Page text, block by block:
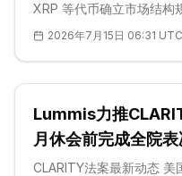
XRP 等代币确立市场结构
与克里斯·范霍伦(Chris
操守为由公开反对该法案,
朗普的加密腐败」。墨菲
2026年7月15日 06:31 UTC
Lummis力推
月休会前完成全院表
CLARITY法案最新动态